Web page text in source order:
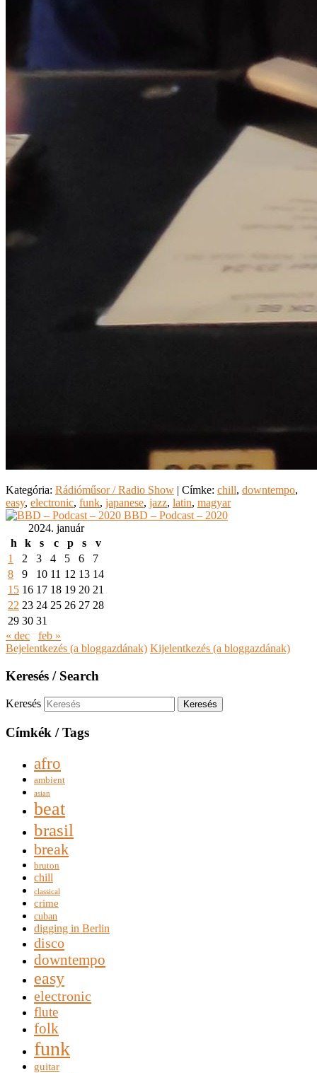
Kategória: Rádióműsor / Radio Show | Címke: chill, downtempo,
easy, electronic, funk, japanese, jazz, latin, magyar
BBD – Podcast – 2020
2024. január
h
k s c p s
v
1
2 3 4 5 6
7
8
9 10 11 12 13 14
15 16 17 18 19 20 21
22 23 24 25 26 27 28
29 30 31
« dec
feb »
Bejelentkezés (a bloggazdának) Kijelentkezés (a bloggazdának)
Keresés / Search
Keresés
Címkék / Tags
afro
ambient
asian
beat
brasil
break
bruton
chill
classical
crime
cuban
digging in Berlin
disco
downtempo
easy
electronic
flute
folk
funk
guitar